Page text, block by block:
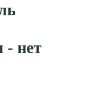
- нет